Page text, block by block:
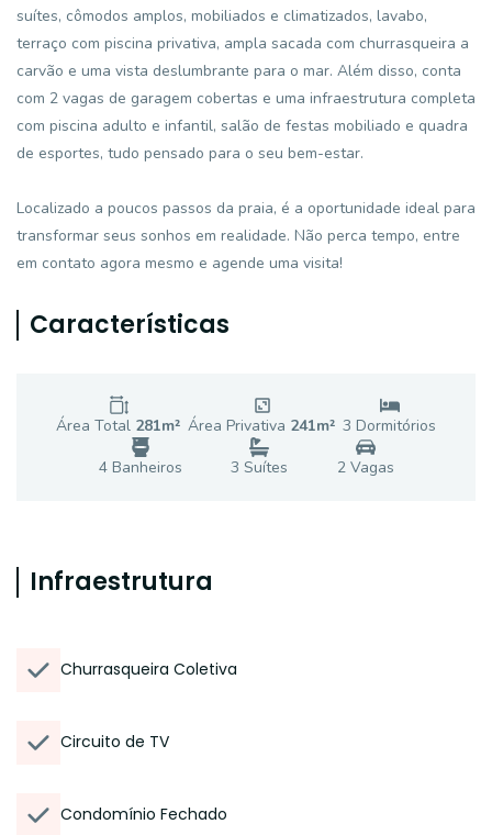
suítes, cômodos amplos, mobiliados e climatizados, lavabo,
terraço com piscina privativa, ampla sacada com churrasqueira a
carvão e uma vista deslumbrante para o mar. Além disso, conta
com 2 vagas de garagem cobertas e uma infraestrutura completa
com piscina adulto e infantil, salão de festas mobiliado e quadra
de esportes, tudo pensado para o seu bem-estar.
Localizado a poucos passos da praia, é a oportunidade ideal para
transformar seus sonhos em realidade. Não perca tempo, entre
em contato agora mesmo e agende uma visita!
Características
Área Total 281m² Área Privativa 241m² 3 Dormitórios
4Banheiros 3 Suítes 2Vagas
Infraestrutura
Churrasqueira Coletiva
Circuito de TV
Condomínio Fechado